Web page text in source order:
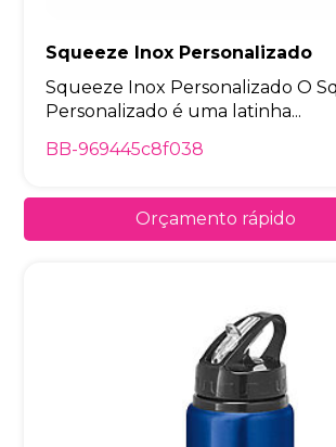
Squeeze Inox Personalizado
Squeeze Inox Personalizado O
Personalizado é uma latinha...
BB-969445c8f038
Orçamento rápido